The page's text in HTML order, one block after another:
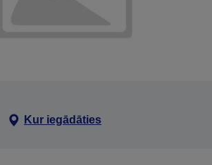
Kur iegādāties